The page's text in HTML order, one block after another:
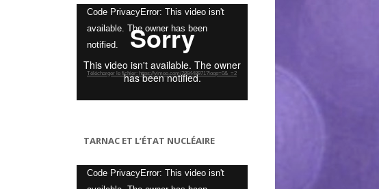
Lecteur
vidéo
Code PrivacyError: This video isn't
available. The owner has been
notified.
Télécharger le fichier: https://vimeo.com/288448971?loop=0&_=2
TARNAC ET L’ÉTAT NUCLÉAIRE
Lecteur
vidéo
Code PrivacyError: This video isn't